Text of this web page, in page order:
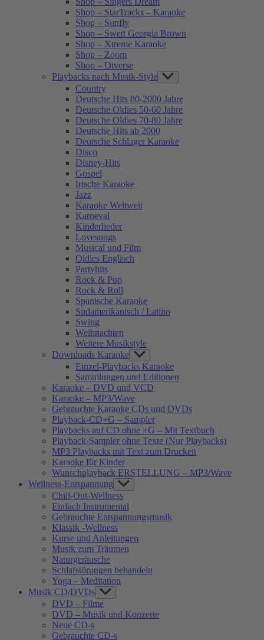
Shop – StarTracks – Karaoke
Shop – Sunfly
Shop – Swett Georgia Brown
Shop – Xtreme Karaoke
Shop – Zoom
Shop – Diverse
Playbacks nach Musik-Style Show
sub
menu
Country
Deutsche Hits 80-2000 Jahre
Deutsche Oldies 50-60 Jahre
Deutsche Oldies 70-80 Jahre
Deutsche Hits ab 2000
Deutsche Schlager Karaoke
Disco
Disney-Hits
Gospel
Irische Karaoke
Jazz
Karaoke Weltweit
Karneval
Kinderlieder
Lovesongs
Musical und Film
Oldies Englisch
Partyhits
Rock & Pop
Rock & Roll
Spanische Karaoke
Südamerikanisch / Latino
Swing
Weihnachten
Weitere Musikstyle
Downloads Karaoke Show
sub
menu
Einzel-Playbacks Karaoke
Sammlungen und Editionen
Karaoke – DVD und VCD
Karaoke – MP3/Wave
Gebrauchte Karaoke CDs und DVDs
Playback-CD+G – Sampler
Playbacks auf CD ohne +G – Mit Textbuch
Playback-Sampler ohne Texte (Nur Playbacks)
MP3 Playbacks mit Text zum Drucken
Karaoke für Kinder
Wunschplayback ERSTELLUNG – MP3/Wave
Wellness-Entspannung Show
sub
menu
Chill-Out-Wellness
Einfach Instrumental
Gebrauchte Entspannungsmusik
Klassik -Wellness
Kurse und Anleitungen
Musik zum Träumen
Naturgeräusche
Schlafstörungen behandeln
Yoga – Meditation
Musik CD/DVDs Show
sub
menu
DVD – Filme
DVD – Musik und Konzerte
Neue CD-s
Gebrauchte CD-s